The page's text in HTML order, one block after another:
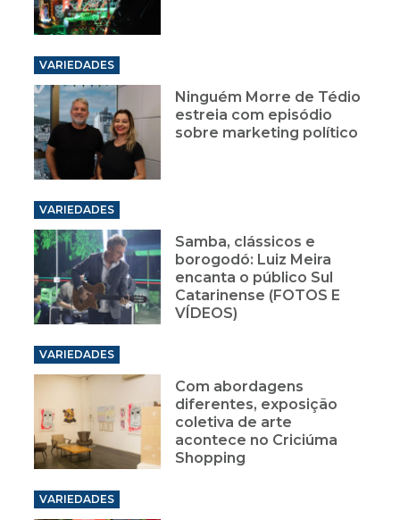
VARIEDADES
Ninguém Morre de Tédio
estreia com episódio
sobre marketing político
VARIEDADES
Samba, clássicos e
borogodó: Luiz Meira
encanta o público Sul
Catarinense (FOTOS E
VÍDEOS)
VARIEDADES
Com abordagens
diferentes, exposição
coletiva de arte
acontece no Criciúma
Shopping
VARIEDADES